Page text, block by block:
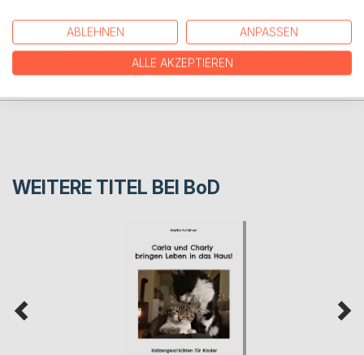
PRESSESTIMMEN
REZENSIONEN
WEITERE TITEL BEI BoD
ABLEHNEN ANPASSEN
ALLE AKZEPTIEREN